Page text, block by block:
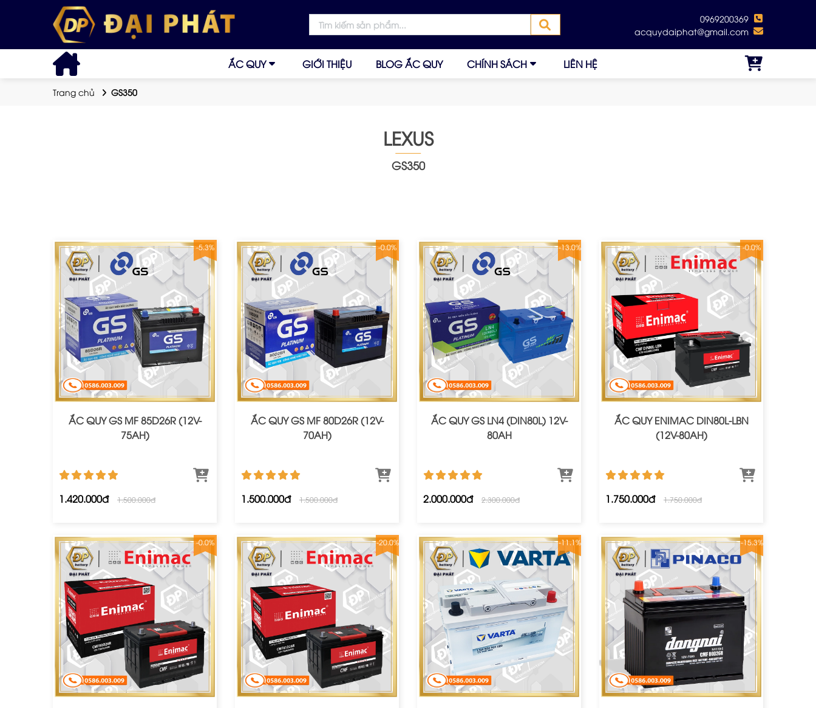
0969200369
acquydaiphat@gmail.com
ẮC QUY GIỚI THIỆU BLOG ẮC QUY CHÍNH SÁCH LIÊN HỆ
Trang chủ GS350
LEXUS
GS350
-5.3%
ẮC QUY GS MF 85D26R (12V-
75AH)
1.420.000đ 1.500.000đ
-0.0%
ẮC QUY GS MF 80D26R (12V-
70AH)
1.500.000đ 1.500.000đ
-13.0%
ẮC QUY GS LN4 (DIN80L) 12V-
80AH
2.000.000đ 2.300.000đ
-0.0%
ẮC QUY ENIMAC DIN80L-LBN
(12V-80AH)
1.750.000đ 1.750.000đ
-0.0% -20.0% -11.1% -15.3%